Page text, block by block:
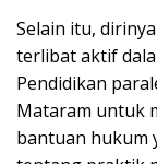
Selain itu,
terlibat aktif
Pendidikan
Mataram untuk
bantuan hukum